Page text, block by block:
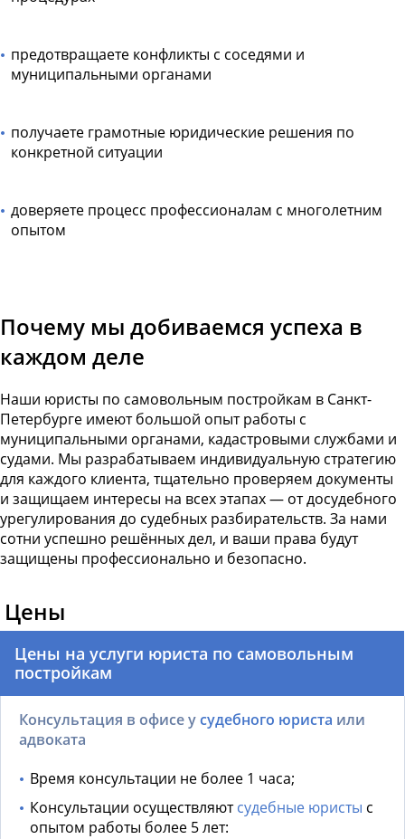
предотвращаете конфликты с соседями и
муниципальными органами
получаете грамотные юридические решения по
конкретной ситуации
доверяете процесс профессионалам с многолетним
опытом
Почему мы добиваемся успеха в
каждом деле
Наши юристы по самовольным постройкам в Санкт-
Петербурге имеют большой опыт работы с
муниципальными органами, кадастровыми службами и
судами. Мы разрабатываем индивидуальную стратегию
для каждого клиента, тщательно проверяем документы
и защищаем интересы на всех этапах — от досудебного
урегулирования до судебных разбирательств. За нами
сотни успешно решённых дел, и ваши права будут
защищены профессионально и безопасно.
Цены
Цены на услуги юриста по самовольным
постройкам
Консультация в офисе усудебного юриста или
адвоката
Время консультации не более 1 часа;
Консультации осуществляютсудебные юристы с
опытом работы более 5 лет: